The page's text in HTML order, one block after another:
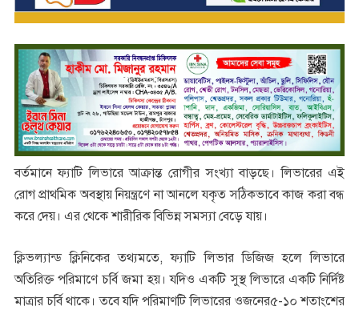
বর্তমানে ফ্যাটি লিভারে আক্রান্ত রোগীর সংখ্যা বাড়ছে। লিভারের এই
রোগ প্রাথমিক অবস্থায় নিয়ন্ত্রণে না আনলে যকৃত সঠিকভাবে কাজ করা বন্ধ
করে দেয়। এর থেকে শারীরিক বিভিন্ন সমস্যা বেড়ে যায়।
ক্লিভল্যান্ড ক্লিনিকের তথ্যমতে, ফ্যাটি লিভার ডিজিজ হলে লিভারে
অতিরিক্ত পরিমাণে চর্বি জমা হয়। যদিও একটি সুস্থ লিভারে একটি নির্দিষ্ট
মাত্রার চর্বি থাকে। তবে যদি পরিমাণটি লিভারের ওজনের৫-১০ শতাংশের